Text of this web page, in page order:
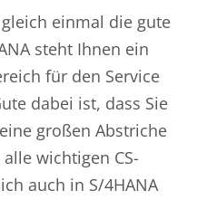
gleich einmal die gute
steht Ihnen ein
für den Service
te dabei ist, dass Sie
großen Abstriche
wichtigen CS-
auch in S/4HANA